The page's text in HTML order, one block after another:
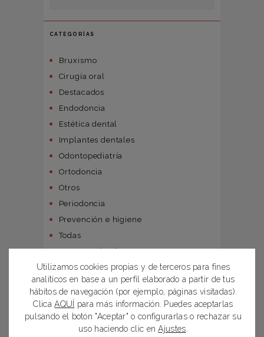
CATEGORÍAS
Bruxismo
Cirugía oral
Destacados
Endodoncia
Estética dental
Implantes dentales
Odontopediatría
Ortodoncia
Otros
Periodoncia
Prevención e higiene
Todas
Uncategorized
Revisiones dentales: cada cuánto se
debe hacer y por qué empezar el año
Utilizamos cookies propias y de terceros para fines
analíticos en base a un perfil elaborado a partir de tus
hábitos de navegación (por ejemplo, páginas visitadas).
ClicaAQUÍ
para más información. Puedes aceptarlas
pulsando el botón "Aceptar" o configurarlas o rechazar su
uso haciendo clic enAjustes